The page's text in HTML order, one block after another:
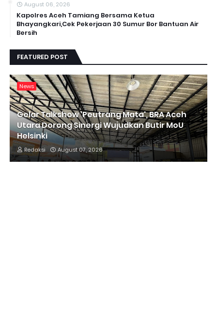
August 06, 2026
Kapolres Aceh Tamiang Bersama Ketua
Bhayangkari,Cek Pekerjaan 30 Sumur Bor Bantuan Air
Bersih
FEATURED POST
News
Gelar Talkshow 'Peutrang Mata', BRA Aceh
Utara Dorong Sinergi Wujudkan Butir MoU
Helsinki
Redaksi August 07, 2026